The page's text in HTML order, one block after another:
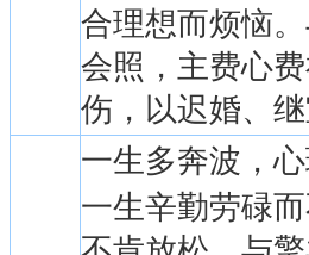
合理想而烦恼
会照，主费心
伤，以迟婚、继
一生多奔波，心
一生辛勤劳碌